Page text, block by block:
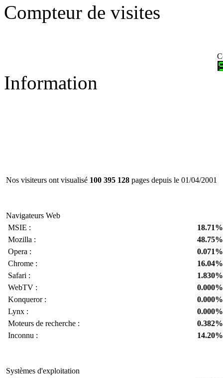
Compteur de visites
Information
Nos visiteurs ont visualisé 100 395 128 pages depuis le 01/04/2001
Navigateurs Web
MSIE :
18.71%
Mozilla :
48.75%
Opera :
0.071%
Chrome :
16.04%
Safari :
1.830%
WebTV :
0.000%
Konqueror :
0.000%
Lynx :
0.000%
Moteurs de recherche :
0.382%
Inconnu :
14.20%
Systèmes d'exploitation